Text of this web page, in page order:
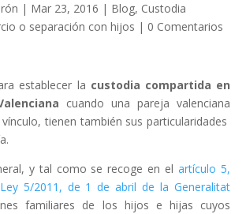
| Mar 23, 2016 | Blog, Custodia
o separación con hijos | 0 Comentarios
establecer la custodia compartida en
cuando una pareja valenciana
tienen también sus particularidades
y tal como se recoge en elartículo 5,
5/2011, de 1 de abril de la Generalitat
familiares de los hijos e hijas cuyos